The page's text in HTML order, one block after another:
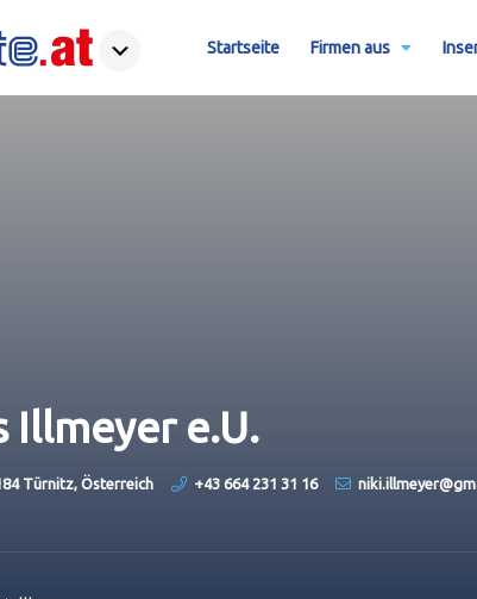
Startseite Firmen aus
Illmeyer e.U.
Türnitz, Österreich +43 664 231 31 16